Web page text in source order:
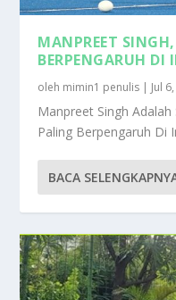
MANPREET
BERPENGARUH
oleh mimin1 penulis | Jul
Manpreet Singh
Paling Berpengaruh Di
BACA